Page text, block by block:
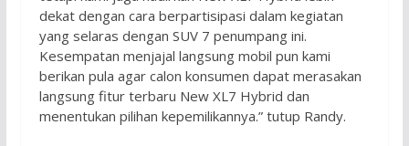
dekat dengan cara berpartisipasi dalam kegiatan
yang selaras dengan SUV 7 penumpang ini.
Kesempatan menjajal langsung mobil pun kami
berikan pula agar calon konsumen dapat merasakan
langsung fitur terbaru New XL7 Hybrid dan
menentukan pilihan kepemilikannya.” tutup Randy.